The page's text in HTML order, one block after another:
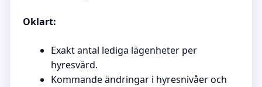
Oklart:
Exakt antal lediga lägenheter per
hyresvärd.
Kommande ändringar i hyresnivåer och